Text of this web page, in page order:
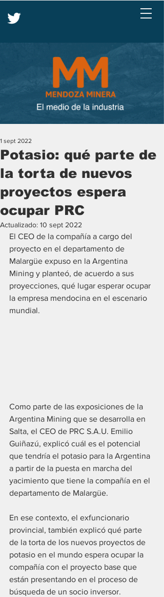
Potasio: qué parte de
la torta de nuevos
proyectos espera
ocupar PRC
1 sept 2022
Actualizado: 10 sept 2022
El CEO de la compañía a cargo del
proyecto en el departamento de
Malargüe expuso en la Argentina
Mining y planteó, de acuerdo a sus
proyecciones, qué lugar esperar ocupar
la empresa mendocina en el escenario
mundial.
Como parte de las exposiciones de la
Argentina Mining que se desarrolla en
Salta, el CEO de PRC S.A.U. Emilio
Guiñazú, explicó cuál es el potencial
que tendría el potasio para la Argentina
a partir de la puesta en marcha del
yacimiento que tiene la compañía en el
departamento de Malargüe.
En ese contexto, el exfuncionario
provincial, también explicó qué parte
de la torta de los nuevos proyectos de
potasio en el mundo espera ocupar la
compañía con el proyecto base que
están presentando en el proceso de
búsqueda de un socio inversor.